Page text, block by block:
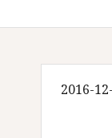
2016-